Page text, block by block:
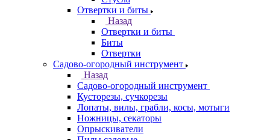
Отвертки и биты
Назад
Отвертки и биты
Биты
Отвертки
Садово-огородный инструмент
Назад
Садово-огородный инструмент
Кусторезы, сучкорезы
Лопаты, вилы, грабли, косы, мотыги
Ножницы, секаторы
Опрыскиватели